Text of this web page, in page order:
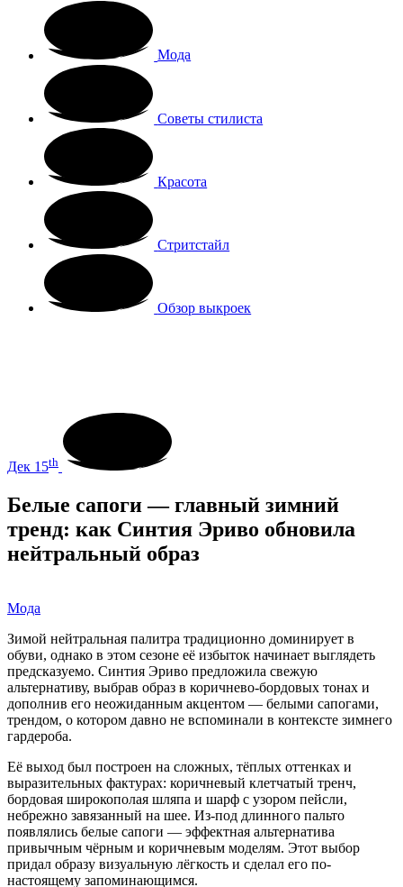
Мода
Советы стилиста
Красота
Стритстайл
Обзор выкроек
Дек 15th
Белые сапоги — главный зимний
тренд: как Синтия Эриво обновила
нейтральный образ
Мода
Зимой нейтральная палитра традиционно доминирует в
обуви, однако в этом сезоне её избыток начинает выглядеть
предсказуемо. Синтия Эриво предложила свежую
альтернативу, выбрав образ в коричнево-бордовых тонах и
дополнив его неожиданным акцентом — белыми сапогами,
трендом, о котором давно не вспоминали в контексте зимнего
гардероба.
Её выход был построен на сложных, тёплых оттенках и
выразительных фактурах: коричневый клетчатый тренч,
бордовая широкополая шляпа и шарф с узором пейсли,
небрежно завязанный на шее. Из-под длинного пальто
появлялись белые сапоги — эффектная альтернатива
привычным чёрным и коричневым моделям. Этот выбор
придал образу визуальную лёгкость и сделал его по-
настоящему запоминающимся.